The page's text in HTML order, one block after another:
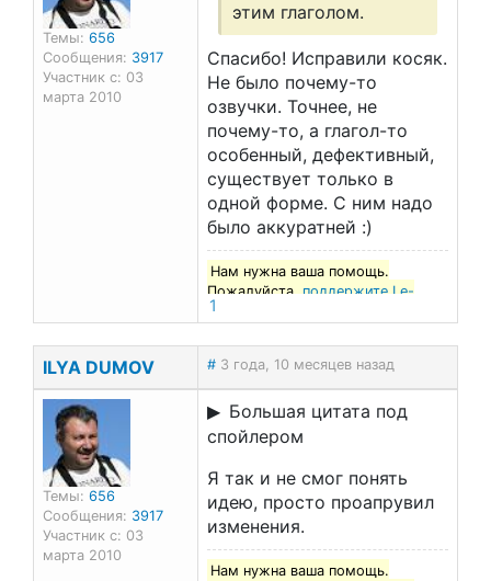
Темы: 656
Сообщения: 3917
Участник с: 03
марта 2010
этим глаголом.
Спасибо! Исправили косяк.
Не было почему-то
озвучки. Точнее, не
почему-то, а глагол-то
особенный, дефективный,
существует только в
одной форме. С ним надо
было аккуратней :)
Нам нужна ваша помощь.
Пожалуйста,поддержите Le-
francais.ru
1
ILYA DUMOV # 3 года, 10 месяцев назад
Темы: 656
Сообщения: 3917
Участник с: 03
марта 2010
Большая цитата под
спойлером
Я так и не смог понять
идею, просто проапрувил
изменения.
Нам нужна ваша помощь.